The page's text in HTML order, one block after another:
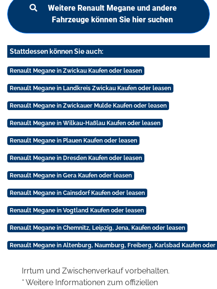
Weitere Renault Megane und andere
Fahrzeuge können Sie hier suchen
Stattdessen können Sie auch:
Renault Megane in Zwickau Kaufen oder leasen
Renault Megane in Landkreis Zwickau Kaufen oder leasen
Renault Megane in Zwickauer Mulde Kaufen oder leasen
Renault Megane in Wilkau-Haßlau Kaufen oder leasen
Renault Megane in Plauen Kaufen oder leasen
Renault Megane in Dresden Kaufen oder leasen
Renault Megane in Gera Kaufen oder leasen
Renault Megane in Cainsdorf Kaufen oder leasen
Renault Megane in Vogtland Kaufen oder leasen
Renault Megane in Chemnitz, Leipzig, Jena, Kaufen oder leasen
Renault Megane in Altenburg, Naumburg, Freiberg, Karlsbad Kaufen oder
Irrtum und Zwischenverkauf vorbehalten.
* Weitere Informationen zum offiziellen